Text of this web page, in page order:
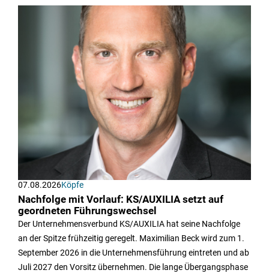
07.08.2026Köpfe
Nachfolge mit Vorlauf: KS/AUXILIA setzt auf
geordneten Führungswechsel
Der Unternehmensverbund KS/AUXILIA hat seine Nachfolge
an der Spitze frühzeitig geregelt. Maximilian Beck wird zum 1.
September 2026 in die Unternehmensführung eintreten und ab
Juli 2027 den Vorsitz übernehmen. Die lange Übergangsphase